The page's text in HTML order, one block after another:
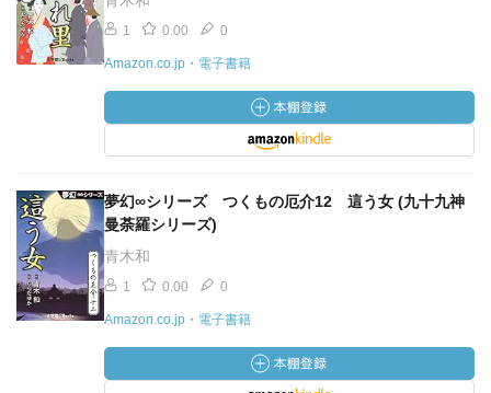
1 0.00 0
Amazon.co.jp・電子書籍
夢幻∞シリーズ つくもの厄介12 這う女 (九十九神
曼荼羅シリーズ)
青木和
1 0.00 0
Amazon.co.jp・電子書籍